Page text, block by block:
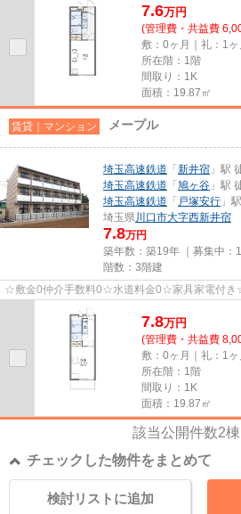
7.6万円
(管理費・共益費
敷：0ヶ月｜礼：1ヶ
所在階：1階
間取り：1K
面積：19.87㎡
賃貸｜マンション メープル
埼玉高速鉄道 「 新井宿 」駅
埼玉高速鉄道 「 鳩ヶ谷 」駅
埼玉高速鉄道 「 戸塚安行 」
埼玉県川口市大字西新井宿
7.8万円
築年数：築19年 ｜募集中：
階数：3階建
☆敷金0仲介手数料0☆水道料金0☆家具家電付き
7.8万円
(管理費・共益費
敷：0ヶ月｜礼：1ヶ
所在階：1階
間取り：1K
面積：19.87㎡
該当公開件数2
チェックした物件をまとめて
検討リストに追加